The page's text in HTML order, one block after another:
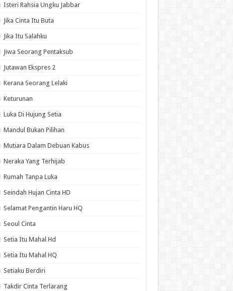
Isteri Rahsia Ungku Jabbar
Jika Cinta Itu Buta
Jika Itu Salahku
Jiwa Seorang Pentaksub
Jutawan Ekspres 2
Kerana Seorang Lelaki
Keturunan
Luka Di Hujung Setia
Mandul Bukan Pilihan
Mutiara Dalam Debuan Kabus
Neraka Yang Terhijab
Rumah Tanpa Luka
Seindah Hujan Cinta HD
Selamat Pengantin Haru HQ
Seoul Cinta
Setia Itu Mahal Hd
Setia Itu Mahal HQ
Setiaku Berdiri
Takdir Cinta Terlarang